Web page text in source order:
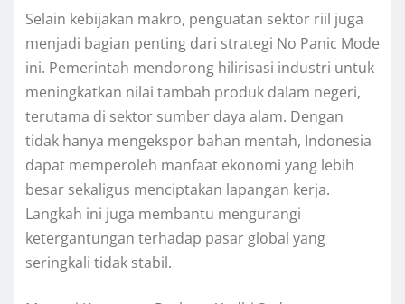
Selain kebijakan makro, penguatan sektor riil juga
menjadi bagian penting dari strategi No Panic Mode
ini. Pemerintah mendorong hilirisasi industri untuk
meningkatkan nilai tambah produk dalam negeri,
terutama di sektor sumber daya alam. Dengan
tidak hanya mengekspor bahan mentah, Indonesia
dapat memperoleh manfaat ekonomi yang lebih
besar sekaligus menciptakan lapangan kerja.
Langkah ini juga membantu mengurangi
ketergantungan terhadap pasar global yang
seringkali tidak stabil.